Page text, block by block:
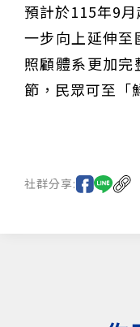
預計於115年9
一步向上延伸至
照顧體系更加
節，民眾可至「
社群分享: